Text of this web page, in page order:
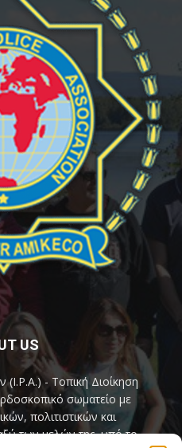
US
- Τοπική Διοίκηση
σωματείο με
πολιτιστικών και
των μελών της, υπό το